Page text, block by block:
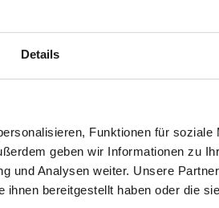
Details
Funktionen für soziale
geben wir Informationen zu
und Analysen weiter. Unsere
bereitgestellt haben oder die